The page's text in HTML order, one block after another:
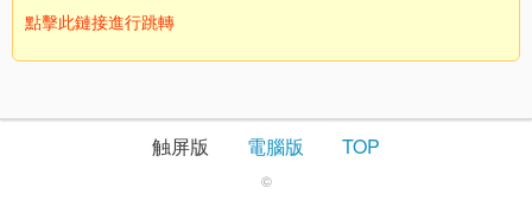
點擊此鏈接進行跳轉
触屏版 電腦版 TOP
©